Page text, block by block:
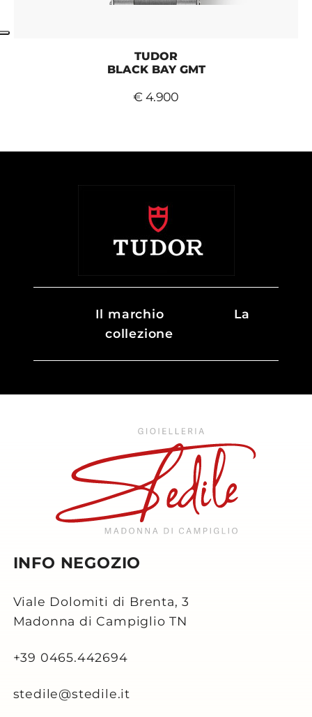
TUDOR
BLACK BAY GMT
€ 4.900
Il marchio
La
collezione
INFO NEGOZIO
Viale Dolomiti di Brenta, 3
Madonna di Campiglio TN
+39 0465.442694
stedile@stedile.it